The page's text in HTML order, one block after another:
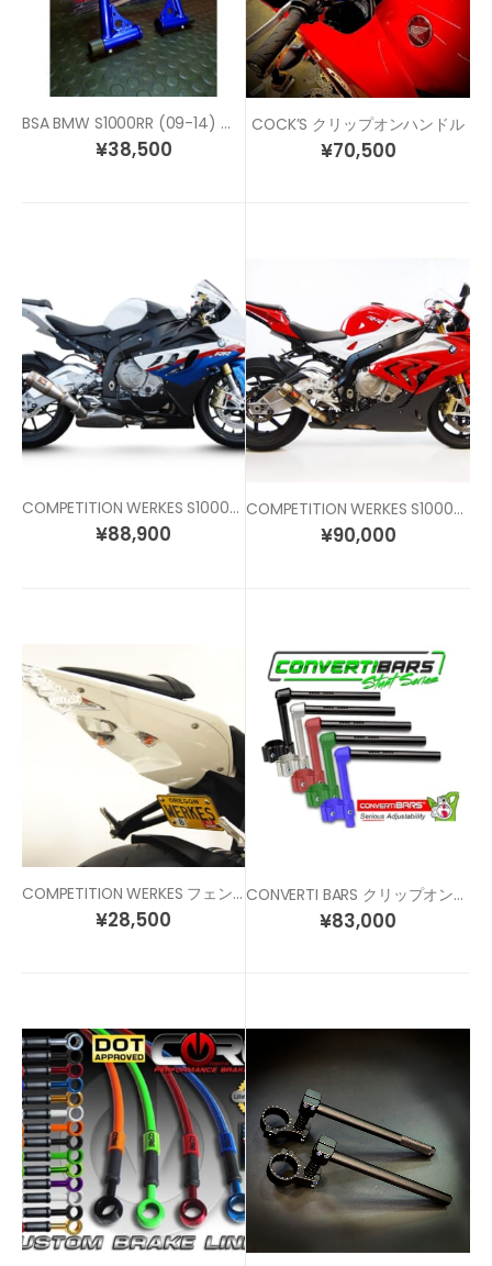
BSA BMW S1000RR (09-14) レースアーマー
¥38,500
COCK’S クリップオンハンドル
¥70,500
COMPETITION WERKES S1000RR (10-14) /S1000R (15-) スリップオン マフラー
¥88,900
COMPETITION WERKES S1000RR / S1000R スリップオン マフラー
¥90,000
COMPETITION WERKES フェンダーレスキット S1000RR / S1000R
¥28,500
CONVERTI BARS クリップオンハンドル 各サイズ/各色
¥83,000